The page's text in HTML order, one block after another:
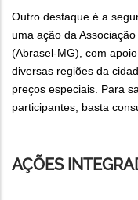
Outro destaque é a
uma ação da
(Abrasel-MG), com
diversas regiões da
preços especiais. Para
participantes, basta
AÇÕES